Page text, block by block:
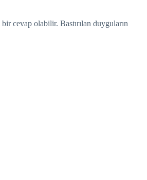
cevap olabilir. Bastırılan duyguların